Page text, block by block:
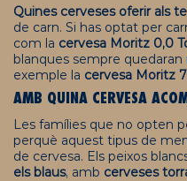
Quines cerveses oferir als
de carn. Si has optat per
com la cervesa Moritz 0,0
blanques sempre
exemple la cervesa Moritz 7
AMB QUINA CERVESA
Les famílies que no opten
perquè aquest tipus de
de cervesa. Els peixos
els blaus, amb cerveses